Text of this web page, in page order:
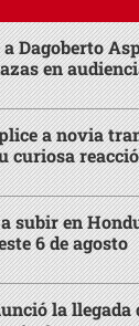
Dagoberto
en
a novia
curiosa
subir en
6 de agosto
la llegada